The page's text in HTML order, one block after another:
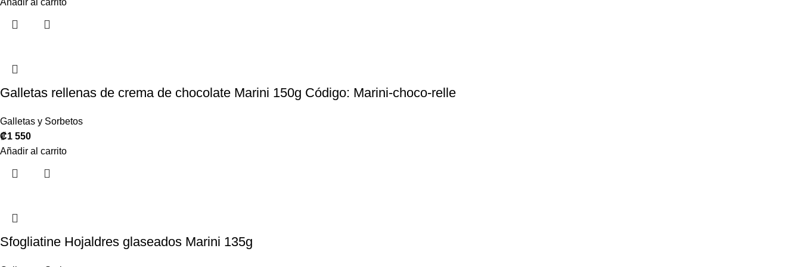
Añadir al carrito
Galletas rellenas de crema de chocolate Marini 150g Código: Marini-choco-relle
Galletas y Sorbetos
₡1 550
Añadir al carrito
Sfogliatine Hojaldres glaseados Marini 135g